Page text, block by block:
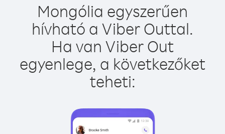
Mongólia egyszerűen
hívható a Viber Outtal.
Ha van Viber Out
egyenlege, a következőket
teheti: